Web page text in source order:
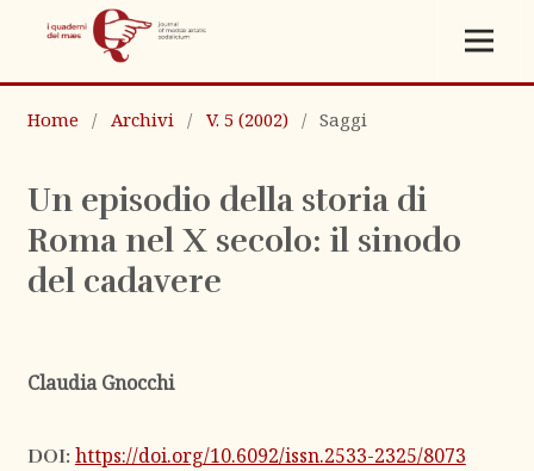
Home / Archivi / V. 5 (2002) / Saggi
Un episodio della storia di
Roma nel X secolo: il sinodo
del cadavere
Claudia Gnocchi
DOI: https://doi.org/10.6092/issn.2533-2325/8073